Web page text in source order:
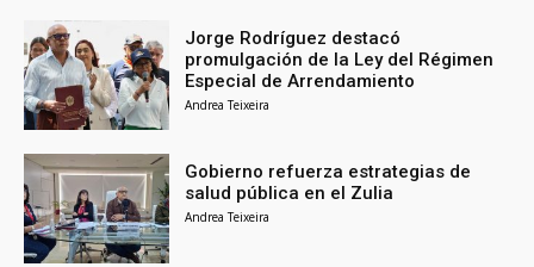
Jorge Rodríguez destacó
promulgación de la Ley del Régimen
Especial de Arrendamiento
Andrea Teixeira
Gobierno refuerza estrategias de
salud pública en el Zulia
Andrea Teixeira